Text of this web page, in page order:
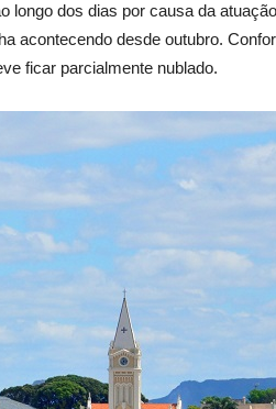
dos dias por causa da
acontecendo desde outubro.
ficar parcialmente nublado.